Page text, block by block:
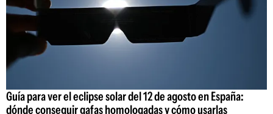
Guía para ver el eclipse solar del 12 de agosto en España:
dónde conseguir gafas homologadas y cómo usarlas